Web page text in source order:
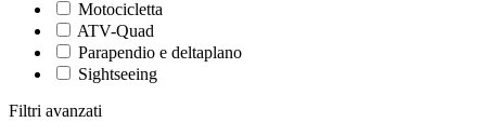
Motocicletta
ATV-Quad
Parapendio e deltaplano
Sightseeing
Filtri avanzati